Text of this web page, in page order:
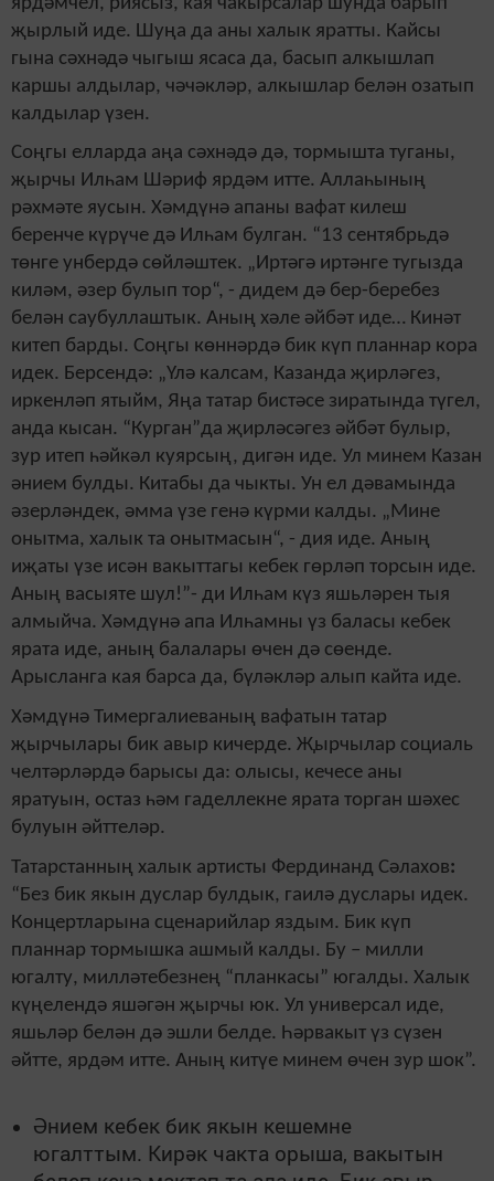
җырлый иде. Шуңа да аны халык яратты. Кайсы
гына сәхнәдә чыгыш ясаса да, басып алкышлап
каршы алдылар, чәчәкләр, алкышлар белән озатып
калдылар үзен.
Соңгы елларда аңа сәхнәдә дә, тормышта туганы,
җырчы Илһам Шәриф ярдәм итте. Аллаһының
рәхмәте яусын. Хәмдүнә апаны вафат килеш
беренче күрүче дә Илһам булган. “13 сентябрьдә
төнге унбердә сөйләштек. „Иртәгә иртәнге тугызда
киләм, әзер булып тор“, - дидем дә бер-беребез
белән саубуллаштык. Аның хәле әйбәт иде… Кинәт
китеп барды. Соңгы көннәрдә бик күп планнар кора
идек. Берсендә: „Үлә калсам, Казанда җирләгез,
иркенләп ятыйм, Яңа татар бистәсе зиратында түгел,
анда кысан. “Курган”да җирләсәгез әйбәт булыр,
зур итеп һәйкәл куярсың, дигән иде. Ул минем Казан
әнием булды. Китабы да чыкты. Ун ел дәвамында
әзерләндек, әмма үзе генә күрми калды. „Мине
онытма, халык та онытмасын“, - дия иде. Аның
иҗаты үзе исән вакыттагы кебек гөрләп торсын иде.
Аның васыяте шул!”- ди Илһам күз яшьләрен тыя
алмыйча. Хәмдүнә апа Илһамны үз баласы кебек
ярата иде, аның балалары өчен дә сөенде.
Арысланга кая барса да, бүләкләр алып кайта иде.
Хәмдүнә Тимергалиеваның вафатын татар
җырчылары бик авыр кичерде. Җырчылар социаль
челтәрләрдә барысы да: олысы, кечесе аны
яратуын, остаз һәм гаделлекне ярата торган шәхес
булуын әйттеләр.
Татарстанның халык артисты Фердинанд Сәлахов:
“Без бик якын дуслар булдык, гаилә дуслары идек.
Концертларына сценарийлар яздым. Бик күп
планнар тормышка ашмый калды. Бу – милли
югалту, милләтебезнең “планкасы” югалды. Халык
күңелендә яшәгән җырчы юк. Ул универсал иде,
яшьләр белән дә эшли белде. Һәрвакыт үз сүзен
әйтте, ярдәм итте. Аның китүе минем өчен зур шок”.
Әнием кебек бик якын кешемне
югалттым. Кирәк чакта орыша, вакытын